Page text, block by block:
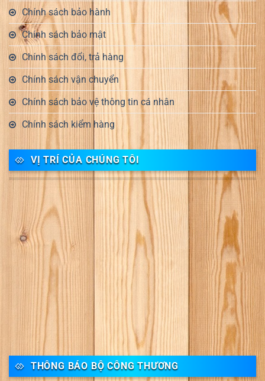
Chính sách bảo hành
Chính sách bảo mật
Chính sách đổi, trả hàng
Chính sách vận chuyển
Chính sách bảo vệ thông tin cá nhân
Chính sách kiểm hàng
VỊ TRÍ CỦA CHÚNG TÔI
THÔNG BÁO BỘ CÔNG THƯƠNG